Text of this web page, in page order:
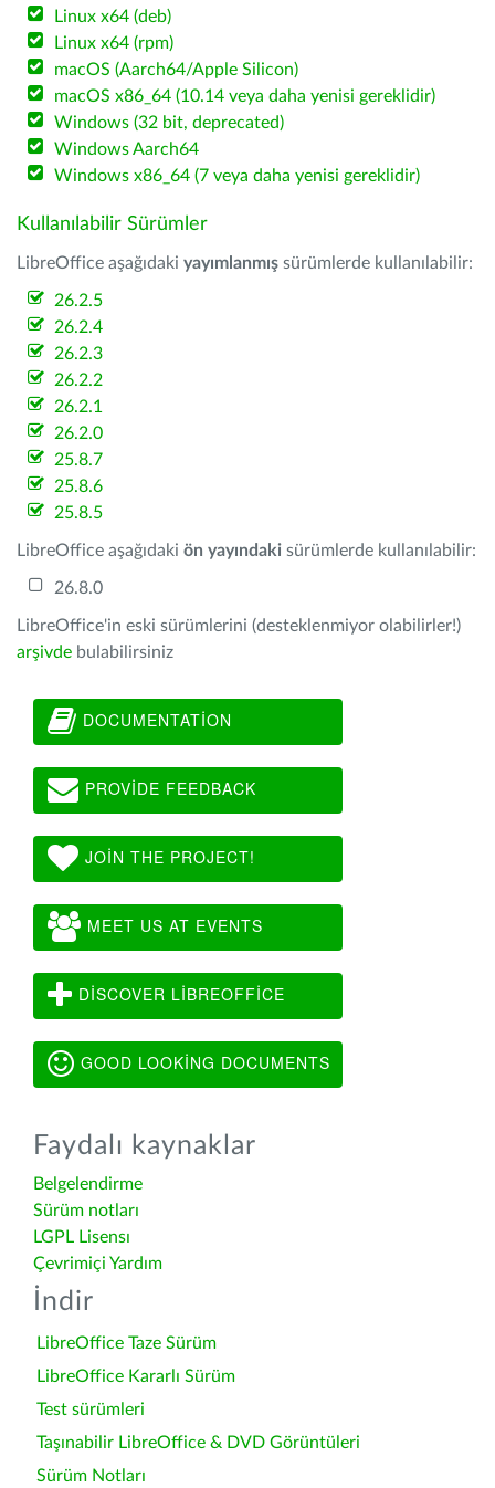
Linux x64 (deb)
Linux x64 (rpm)
macOS (Aarch64/Apple Silicon)
macOS x86_64 (10.14 veya daha yenisi gereklidir)
Windows (32 bit, deprecated)
Windows Aarch64
Windows x86_64 (7 veya daha yenisi gereklidir)
Kullanılabilir Sürümler
LibreOffice aşağıdaki yayımlanmış sürümlerde kullanılabilir:
26.2.5
26.2.4
26.2.3
26.2.2
26.2.1
26.2.0
25.8.7
25.8.6
25.8.5
LibreOffice aşağıdaki ön yayındaki sürümlerde kullanılabilir:
26.8.0
LibreOffice'in eski sürümlerini (desteklenmiyor olabilirler!)
arşivde bulabilirsiniz
DOCUMENTATION
PROVIDE FEEDBACK
JOIN THE PROJECT!
MEET US AT EVENTS
DISCOVER LIBREOFFICE
GOOD LOOKING DOCUMENTS
Faydalı kaynaklar
Belgelendirme
Sürüm notları
LGPL Lisensı
Çevrimiçi Yardım
İndir
LibreOffice Taze Sürüm
LibreOffice Kararlı Sürüm
Test sürümleri
Taşınabilir LibreOffice & DVD Görüntüleri
Sürüm Notları